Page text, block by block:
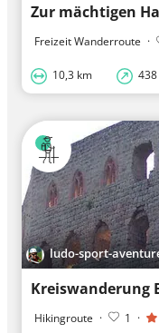
Zur mächtigen
Freizeit Wanderroute ·
10,3 km
ludo-sport-
Hikingroute · 1 ·